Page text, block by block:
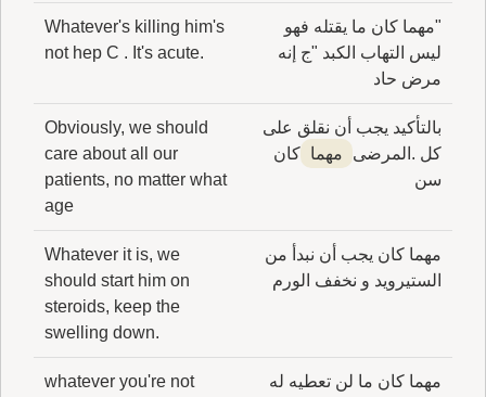
"مهما كان ما يقتله فهو
ليس التهاب الكبد "ج إنه
مرض حاد
Whatever's killing him's
not hep C . It's acute.
بالتأكيد يجب أن نقلق على
كل .المرضى
مهما كان
سن
Obviously, we should
care about all our
patients, no matter what
age
مهما كان يجب أن نبدأ من
الستيرويد و نخفف الورم
Whatever it is, we
should start him on
steroids, keep the
swelling down.
مهما كان ما لن تعطيه له
whatever you're not